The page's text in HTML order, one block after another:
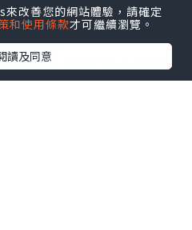
過於Lancome 小黑
精華液,喜歡它水潤的
改善您的網站體驗，請確定
和使用條款才可繼續瀏覽。
讀及同意